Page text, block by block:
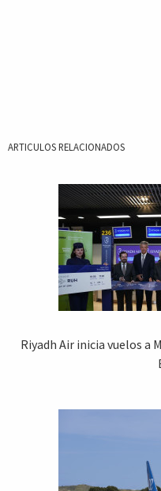
ARTICULOS RELACIONADOS
Riyadh Air inicia vuelos a